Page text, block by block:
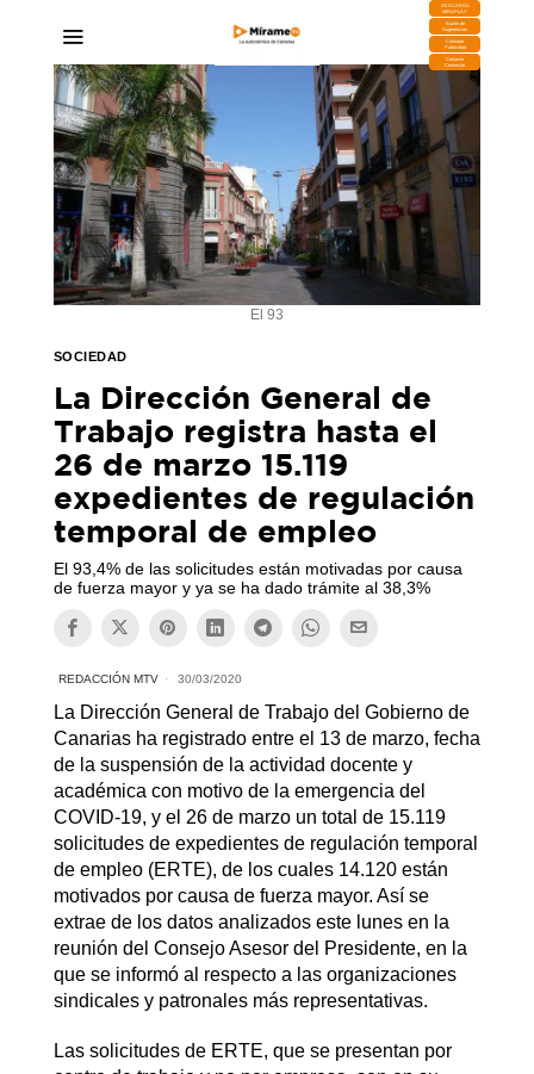
DESCARGA
MIRAPLAY
Buzón de
Sugerencias
Contratar
Publicidad
Contacto
Comercial
El 93
SOCIEDAD
La Dirección General de
Trabajo registra hasta el
26 de marzo 15.119
expedientes de regulación
temporal de empleo
El 93,4% de las solicitudes están motivadas por causa
de fuerza mayor y ya se ha dado trámite al 38,3%
REDACCIÓN MTV 30/03/2020
La Dirección General de Trabajo del Gobierno de
Canarias ha registrado entre el 13 de marzo, fecha
de la suspensión de la actividad docente y
académica con motivo de la emergencia del
COVID-19, y el 26 de marzo un total de 15.119
solicitudes de expedientes de regulación temporal
de empleo (ERTE), de los cuales 14.120 están
motivados por causa de fuerza mayor. Así se
extrae de los datos analizados este lunes en la
reunión del Consejo Asesor del Presidente, en la
que se informó al respecto a las organizaciones
sindicales y patronales más representativas.
Las solicitudes de ERTE, que se presentan por